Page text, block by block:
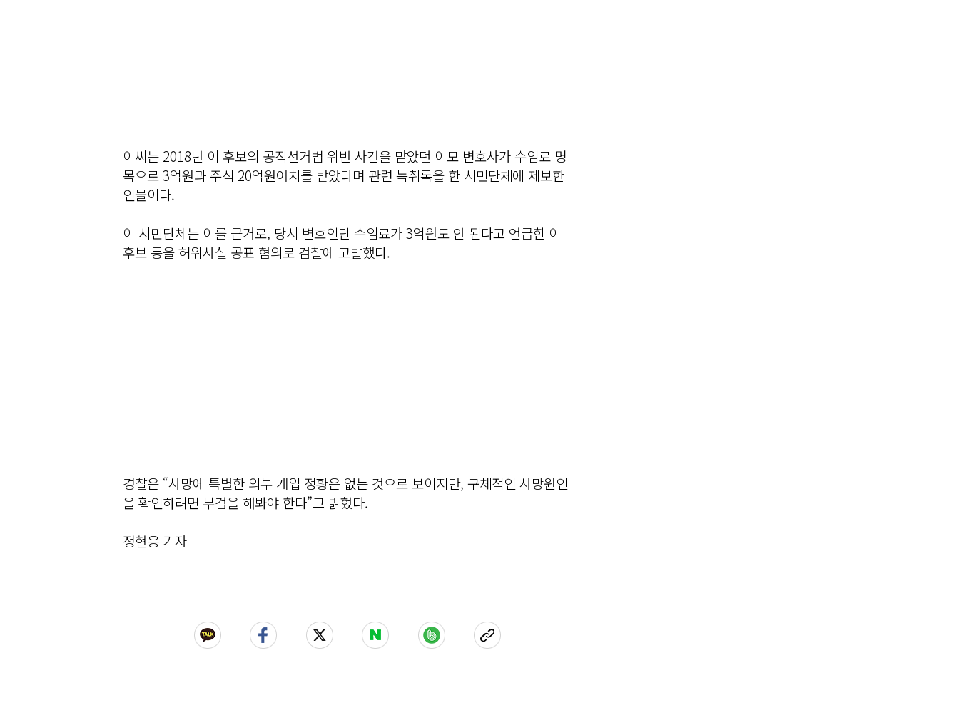
이씨는 2018년 이 후보의 공직선거법 위반 사건을 맡았던 이모 변호사가 수임료 명
목으로 3억원과 주식 20억원어치를 받았다며 관련 녹취록을 한 시민단체에 제보한
인물이다.
이 시민단체는 이를 근거로, 당시 변호인단 수임료가 3억원도 안 된다고 언급한 이
후보 등을 허위사실 공표 혐의로 검찰에 고발했다.
경찰은 “사망에 특별한 외부 개입 정황은 없는 것으로 보이지만, 구체적인 사망원인
을 확인하려면 부검을 해봐야 한다”고 밝혔다.
정현용 기자